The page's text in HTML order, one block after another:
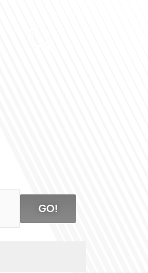
GO!